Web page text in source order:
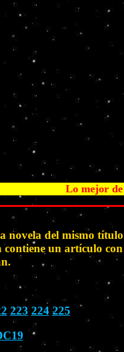
Lo mejor de
del mismo
un artículo
223 224 225